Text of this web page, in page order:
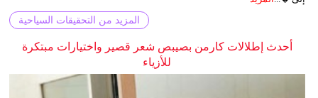
المزيد من التحقيقات السياحية
أحدث إطلالات كارمن بصيبص شعر قصير واختيارات مبتكرة
للأزياء